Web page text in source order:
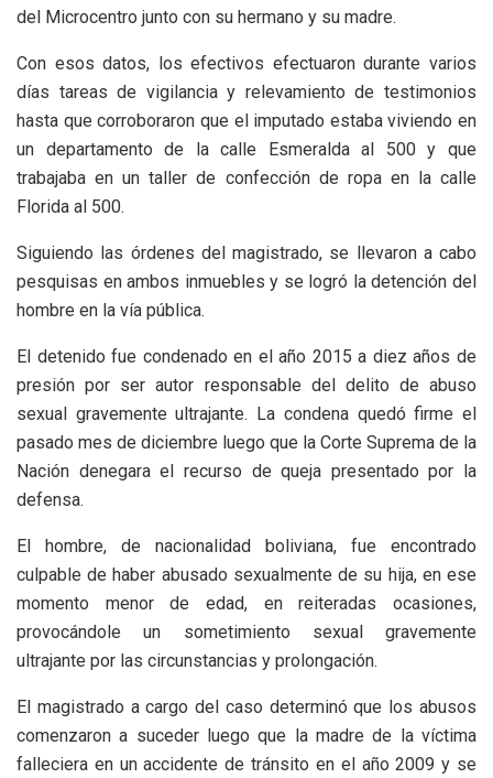
del Microcentro junto con su hermano y su madre.
Con esos datos, los efectivos efectuaron durante varios
días tareas de vigilancia y relevamiento de testimonios
hasta que corroboraron que el imputado estaba viviendo en
un departamento de la calle Esmeralda al 500 y que
trabajaba en un taller de confección de ropa en la calle
Florida al 500.
Siguiendo las órdenes del magistrado, se llevaron a cabo
pesquisas en ambos inmuebles y se logró la detención del
hombre en la vía pública.
El detenido fue condenado en el año 2015 a diez años de
presión por ser autor responsable del delito de abuso
sexual gravemente ultrajante. La condena quedó firme el
pasado mes de diciembre luego que la Corte Suprema de la
Nación denegara el recurso de queja presentado por la
defensa.
El hombre, de nacionalidad boliviana, fue encontrado
culpable de haber abusado sexualmente de su hija, en ese
momento menor de edad, en reiteradas ocasiones,
provocándole un sometimiento sexual gravemente
ultrajante por las circunstancias y prolongación.
El magistrado a cargo del caso determinó que los abusos
comenzaron a suceder luego que la madre de la víctima
falleciera en un accidente de tránsito en el año 2009 y se